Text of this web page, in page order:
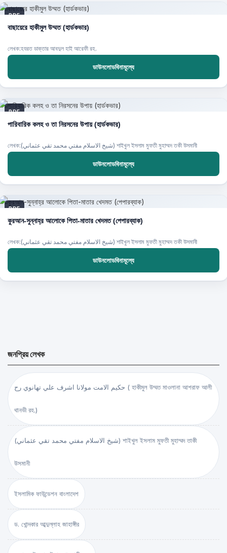
PDF
বাছায়েরে হাকীমুল উম্মত (হার্ডকভার)
লেখক:হযরত ডাক্তার আবদুল হাই আরেফী রহ.
ডাউনলোডবিনামূল্যে
PDF
পারিবারিক কলহ ও তা নিরসনের উপায় (হার্ডকভার)
লেখক:(شيخ الاسلام مفتي محمد تقي عثماني) শাইখুল ইসলাম মুফতী মুহাম্মদ তকী উসমানী
ডাউনলোডবিনামূল্যে
PDF
কুরআন-সুন্নাহ্‌র আলোকে পিতা-মাতার খেদমত (পেপারব্যাক)
লেখক:(شيخ الاسلام مفتي محمد تقي عثماني) শাইখুল ইসলাম মুফতী মুহাম্মদ তকী উসমানী
ডাউনলোডবিনামূল্যে
জনপ্রিয় লেখক
حكيم الامت مولانا اشرف علي تهانوي رح ( হাকীমুল উম্মত মাওলানা আশরাফ আলী
থানভী রহ.)
(شيخ الاسلام مفتي محمد تقي عثماني) শাইখুল ইসলাম মুফতী মুহাম্মদ তাকী
উসমানী
ইসলামিক ফাউন্ডেশন বাংলাদেশ
ড. খোন্দকার আব্দুল্লাহ জাহাঙ্গীর